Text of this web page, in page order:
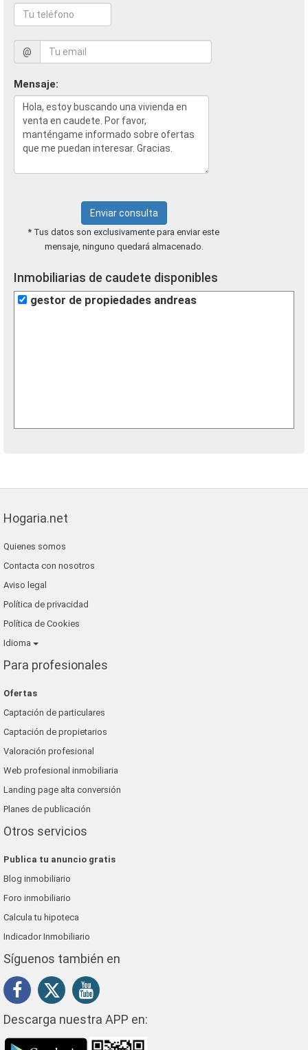
@
Mensaje:
Enviar consulta
* Tus datos son exclusivamente para enviar este
mensaje, ninguno quedará almacenado.
Inmobiliarias de caudete disponibles
gestor de propiedades andreas
Hogaria.net
Quienes somos
Contacta con nosotros
Aviso legal
Política de privacidad
Política de Cookies
Idioma
Para profesionales
Ofertas
Captación de particulares
Captación de propietarios
Valoración profesional
Web profesional inmobiliaria
Landing page alta conversión
Planes de publicación
Otros servicios
Publica tu anuncio gratis
Blog inmobiliario
Foro inmobiliario
Calcula tu hipoteca
Indicador Inmobiliario
Síguenos también en
Descarga nuestra APP en: